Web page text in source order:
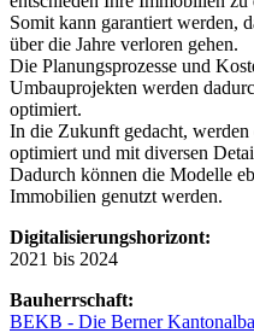
Somit kann garantiert werden,
über die Jahre verloren gehen.
Die Planungsprozesse und
Umbauprojekten werden
optimiert.
In die Zukunft gedacht,
optimiert und mit diversen
Dadurch können die Modelle
Immobilien genutzt werden.
Digitalisierungshorizont:
2021 bis 2024
Bauherrschaft:
BEKB - Die Berner